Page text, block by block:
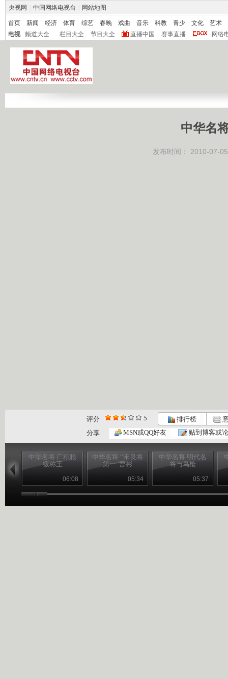
央视网 中国网络电视台 网站地图
首页 新闻 经济 体育 综艺 春晚 戏曲 音乐 科教 青少 文化
艺术
电视
频道大全 栏目大全 节目大全 直播中国 赛事直播 网络
中华名
发布时间： 2010-07-
评分 5 排行榜
分享
MSN或QQ好友 贴到博客或
中华名将 广积粮
缓称王
06:08
中华名将 “宋良将
第一”曹彬
05:34
中华名将 明代名
将与鸟枪
05:37